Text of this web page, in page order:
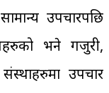
उपचारपछि
भने गजुरी,
उपचार